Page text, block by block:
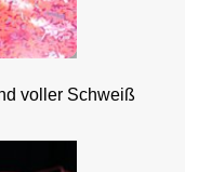
voller Schweiß